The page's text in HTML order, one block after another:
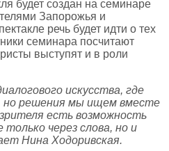
будет создан на семинаре
Запорожья и
речь будет идти о тех
семинара посчитают
выступят и в роли
искусства, где
но решения мы ищем вместе
есть возможность
через слова, но и
Нина Ходоривская.